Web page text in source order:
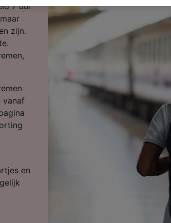
7 uur
zijn.
vanaf
en
pagina met onze privacyverklaring. Deze
doorgegeven en hebben geen
worden niet gebruikt voor
niet te volgen.
gegevens voor de volgende
gebruiken. De apparaatkenmerken
op een apparaat opslaan en/of
advertenties en content, advertentie- en
en ontwikkeling van